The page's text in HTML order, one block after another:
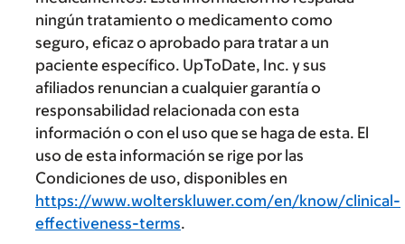
ningún tratamiento o medicamento como
seguro, eficaz o aprobado para tratar a un
paciente específico. UpToDate, Inc. y sus
afiliados renuncian a cualquier garantía o
responsabilidad relacionada con esta
información o con el uso que se haga de esta. El
uso de esta información se rige por las
Condiciones de uso, disponibles en
https://www.wolterskluwer.com/en/know/clinical-
effectiveness-terms.